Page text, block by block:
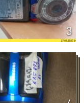
в
по
3